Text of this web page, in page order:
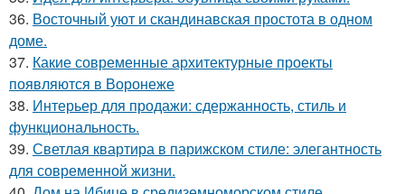
36. Восточный уют и скандинавская простота в одном
доме.
37. Какие современные архитектурные проекты
появляются в Воронеже
38. Интерьер для продажи: сдержанность, стиль и
функциональность.
39. Светлая квартира в парижском стиле: элегантность
для современной жизни.